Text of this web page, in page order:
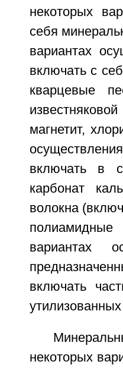
некоторых
себя
вариантах
включать с
кварцевые
магнетит,
включать в
карбонат
волокна
вариантах
включать
некоторых